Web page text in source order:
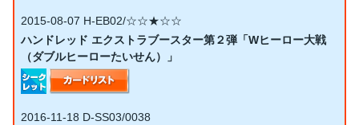
2015-08-07 H-EB02/☆☆★☆☆
ハンドレッド エクストラブースター第２弾「Wヒーロー大戦
（ダブルヒーローたいせん）」
2016-11-18 D-SS03/0038